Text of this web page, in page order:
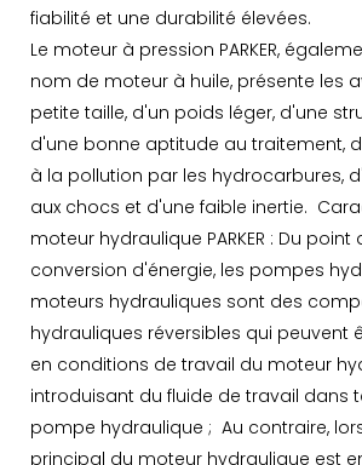
fiabilité et une durabilité élevées.
Le moteur à pression PARKER,
nom de moteur à huile, présente les
petite taille, d'un poids léger, d'une
d'une bonne aptitude au traitement,
à la pollution par les hydrocarbures,
aux chocs et d'une faible inertie.
moteur hydraulique PARKER : Du
conversion d'énergie, les pompes
moteurs hydrauliques sont des
hydrauliques réversibles qui peuvent
en conditions de travail du moteur
introduisant du fluide de travail dans
pompe hydraulique ; Au contraire,
principal du moteur hydraulique est